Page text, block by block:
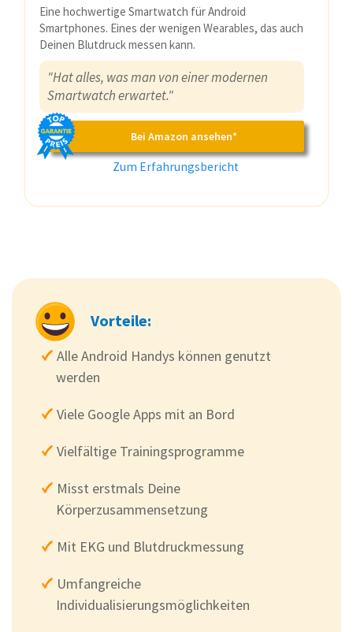
Eine hochwertige Smartwatch für Android
Smartphones. Eines der wenigen Wearables, das auch
Deinen Blutdruck messen kann.
"Hat alles, was man von einer modernen
Smartwatch erwartet."
Bei Amazon ansehen*
Zum Erfahrungsbericht
Vorteile:
Alle Android Handys können genutzt
werden
Viele Google Apps mit an Bord
Vielfältige Trainingsprogramme
Misst erstmals Deine
Körperzusammensetzung
Mit EKG und Blutdruckmessung
Umfangreiche
Individualisierungsmöglichkeiten